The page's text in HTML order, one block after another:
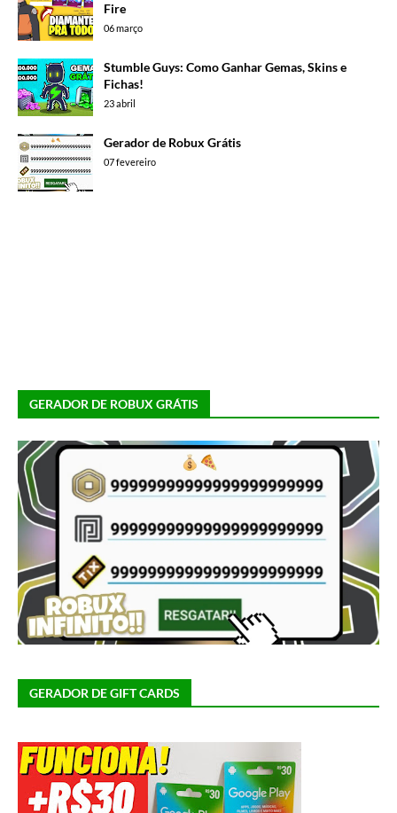
Fire
06 março
Stumble Guys: Como Ganhar Gemas, Skins e
Fichas!
23 abril
Gerador de Robux Grátis
07 fevereiro
GERADOR DE ROBUX GRÁTIS
GERADOR DE GIFT CARDS